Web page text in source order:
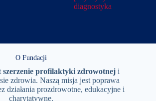
diagnostyka
O Fundacji
szerzenie profilaktyki zdrowotnej i
zdrowia. Naszą misja jest poprawa
działania prozdrowotne, edukacyjne i
charytatywne.